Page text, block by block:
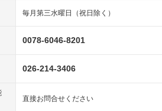
全周囲カメラ
毎月第三水曜日（祝日除く）
0078-6046-8201
026-214-3406
直接お問合せください